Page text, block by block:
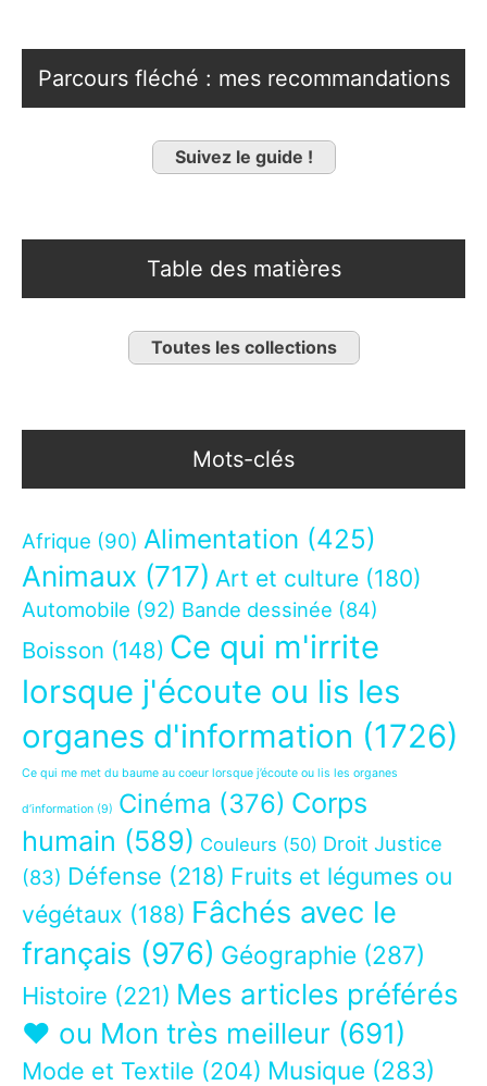
Parcours fléché : mes recommandations
Suivez le guide !
Table des matières
Toutes les collections
Mots-clés
Afrique (90) Alimentation (425)
Animaux (717) Art et culture (180)
Automobile (92) Bande dessinée (84)
Boisson (148) Ce qui m'irrite
lorsque j'écoute ou lis les
organes d'information (1726)
Ce qui me met du baume au coeur lorsque j’écoute ou lis les organes
d’information (9) Cinéma (376) Corps
humain (589) Couleurs (50) Droit Justice
(83) Défense (218) Fruits et légumes ou
végétaux (188) Fâchés avec le
français (976) Géographie (287)
Histoire (221) Mes articles préférés
❤ ou Mon très meilleur (691)
Mode et Textile (204) Musique (283)